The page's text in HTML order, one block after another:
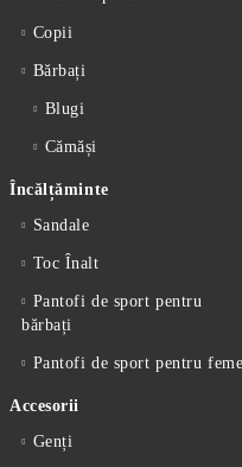
Copii
Bărbați
Blugi
Cămăși
Încălțăminte
Sandale
Toc Înalt
Pantofi de sport pentru
bărbați
Pantofi de sport pentru
Accesorii
Genți